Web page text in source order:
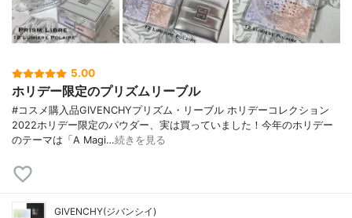
5.00
ホリデー限定のプリズムリーブル
#コスメ購入品GIVENCHYプリズム・リーブル ホリデーコレクション
2022ホリデー限定のパウダー、実は買っていました！今年のホリデー
のテーマは「A Magi…続きを見る
GIVENCHY(ジバンシイ)